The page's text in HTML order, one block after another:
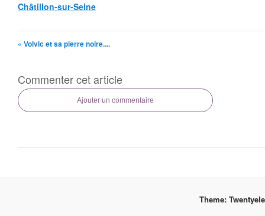
Châtillon-sur-Seine
« Volvic et sa pierre noire....
Commenter cet article
Ajouter un commentaire
Theme: